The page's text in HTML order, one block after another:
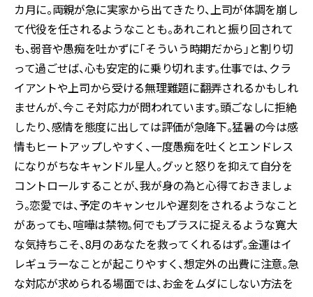
カ月に。両親が急に実家から出てきたり、上司が体調を崩し
て代役を任されるようなことも。あれこれと振り回されて
も、弱音や愚痴を吐かずに「そういう時期だから」と割り切
って過ごせば、心も安定的に乗り切れます。仕事では、クラ
イアントや上司から受ける無理難題に翻弄されるかもしれ
ませんが、今こそ対応力が問われています。頭ごなしに拒絶
したり、感情を態度に出しては評価が急降下。猛暑の今は感
情もヒートアップしやすく、一度愚痴を吐くとエンドレス
になりがちなキャンドル星人。グッと怒りを抑えて自分を
コントロールすることが、我が身の為と心得ておきましょ
う。恋愛では、予定のキャンセルや遅刻をされるようなこと
があっても、喧嘩は禁物。何でもプラスに捉えるような寛大
な気持ちこそ、8月のあなたを救ってくれるはず。金運はイ
レギュラーなことが起こりやすく、想定外の出費に注意。急
な対応が求められる場面では、お金をムダにしない方法を